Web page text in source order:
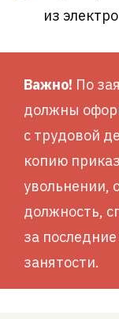
из
Важно! По
должны
с трудовой
копию
увольнении,
должность,
за
занятости.